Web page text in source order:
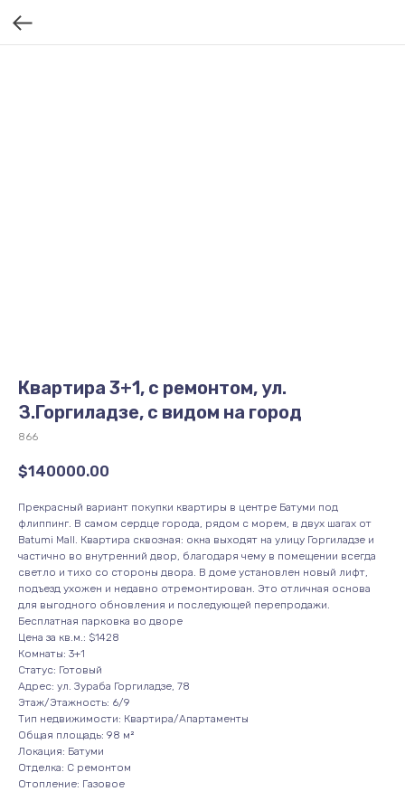
Квартира 3+1, с ремонтом, ул.
З.Горгиладзе, с видом на город
866
$140000.00
Прекрасный вариант покупки квартиры в центре Батуми под
флиппинг. В самом сердце города, рядом с морем, в двух шагах от
Batumi Mall. Квартира сквозная: окна выходят на улицу Горгиладзе и
частично во внутренний двор, благодаря чему в помещении всегда
светло и тихо со стороны двора. В доме установлен новый лифт,
подъезд ухожен и недавно отремонтирован. Это отличная основа
для выгодного обновления и последующей перепродажи.
Бесплатная парковка во дворе
Цена за кв.м.: $1428
Комнаты: 3+1
Статус: Готовый
Адрес: ул. Зураба Горгиладзе, 78
Этаж/Этажность: 6/9
Тип недвижимости: Квартира/Апартаменты
Общая площадь: 98 м²
Локация: Батуми
Отделка: С ремонтом
Отопление: Газовое